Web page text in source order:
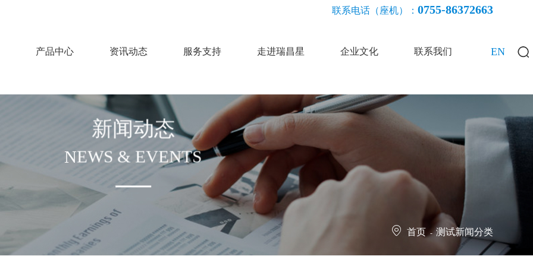
联系电话（座机）： 0755-86372663
产品中心 资讯动态 服务支持 走进瑞昌星 企业文化 联系我们 EN
新闻动态
NEWS & EVENTS
首页 - 测试新闻分类